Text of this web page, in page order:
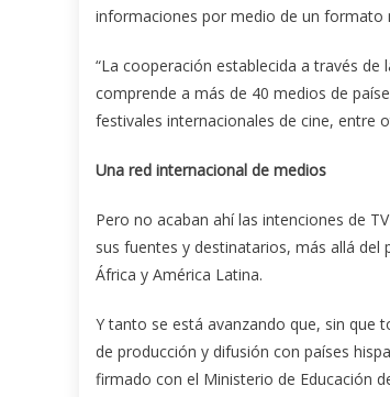
informaciones por medio de un formato
“La cooperación establecida a través
comprende a más de 40 medios de
festivales internacionales de cine, entre
Una red internacional de medios
Pero no acaban ahí las intenciones de
sus fuentes y destinatarios, más allá
África y América Latina.
Y tanto se está avanzando que, sin que
de producción y difusión con países
firmado con el Ministerio de Educación